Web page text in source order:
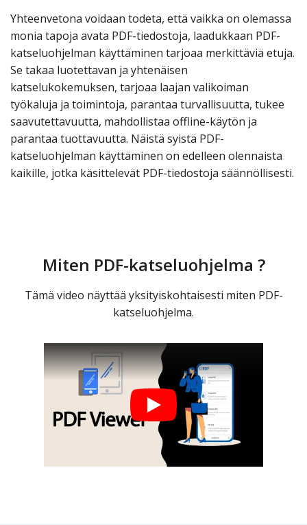
Yhteenvetona voidaan todeta, että vaikka on olemassa
monia tapoja avata PDF-tiedostoja, laadukkaan PDF-
katseluohjelman käyttäminen tarjoaa merkittäviä etuja.
Se takaa luotettavan ja yhtenäisen
katselukokemuksen, tarjoaa laajan valikoiman
työkaluja ja toimintoja, parantaa turvallisuutta, tukee
saavutettavuutta, mahdollistaa offline-käytön ja
parantaa tuottavuutta. Näistä syistä PDF-
katseluohjelman käyttäminen on edelleen olennaista
kaikille, jotka käsittelevät PDF-tiedostoja säännöllisesti.
Miten PDF-katseluohjelma ?
Tämä video näyttää yksityiskohtaisesti miten PDF-
katseluohjelma.